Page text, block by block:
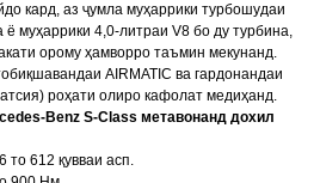
кард, аз ҷумла муҳаррики турбошудаи
муҳаррики 4,0-литраи V8 бо ду турбина,
орому ҳамворро таъмин мекунанд.
AIRMATIC ва гардонандаи
роҳати олиро кафолат медиҳанд.
Benz S-Class метавонанд дохил
то 612 қувваи асп.